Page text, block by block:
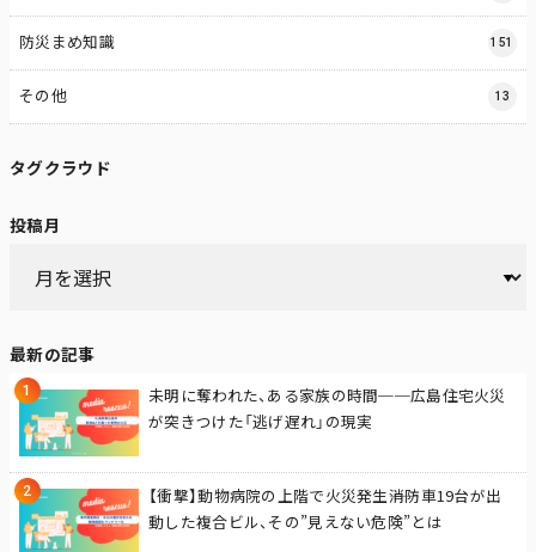
防災まめ知識 151
その他 13
タグクラウド
投稿月
最新の記事
未明に奪われた、ある家族の時間──広島住宅火災
が突きつけた「逃げ遅れ」の現実
【衝撃】動物病院の上階で火災発生――消防車19台が出
動した複合ビル、その”見えない危険”とは